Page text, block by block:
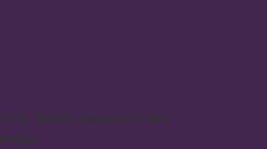
Bebês pequenos têm